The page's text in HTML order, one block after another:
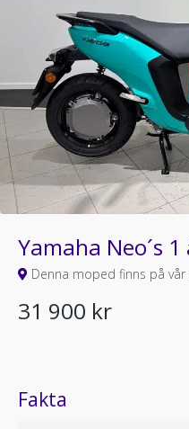
Yamaha Neo´s
Denna moped finns på vår
31 900 kr
Fakta